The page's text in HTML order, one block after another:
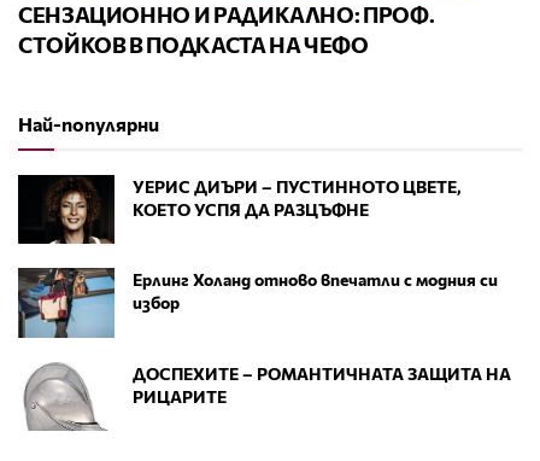
СЕНЗАЦИОННО И РАДИКАЛНО: ПРОФ.
СТОЙКОВ В ПОДКАСТА НА ЧЕФО
Най-популярни
УЕРИС ДИЪРИ – ПУСТИННОТО ЦВЕТЕ,
КОЕТО УСПЯ ДА РАЗЦЪФНЕ
Ерлинг Холанд отново впечатли с модния си
избор
ДОСПЕХИТЕ – РОМАНТИЧНАТА ЗАЩИТА НА
РИЦАРИТЕ